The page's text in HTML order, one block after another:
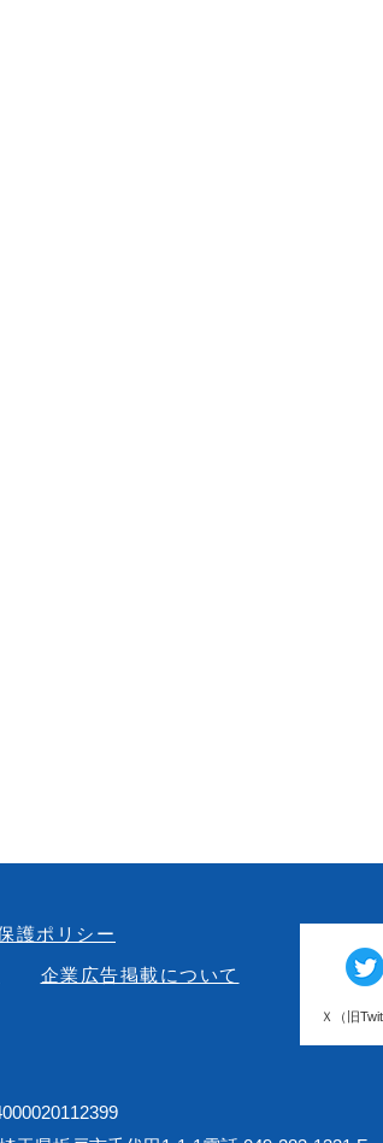
護ポリシー
企業広告掲載について
Ｘ（旧